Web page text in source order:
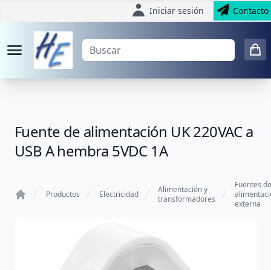
Iniciar sesión Contacto
Fuente de alimentación UK 220VAC a
USB A hembra 5VDC 1A
Productos Electricidad
Alimentación y
transformadores
Fuentes de
externa